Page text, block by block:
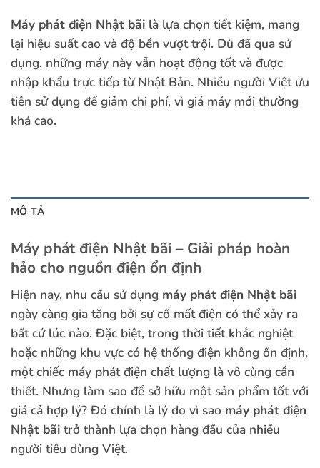
Máy phát điện Nhật bãi là lựa chọn tiết kiệm, mang
lại hiệu suất cao và độ bền vượt trội. Dù đã qua sử
dụng, những máy này vẫn hoạt động tốt và được
nhập khẩu trực tiếp từ Nhật Bản. Nhiều người Việt ưu
tiên sử dụng để giảm chi phí, vì giá máy mới thường
khá cao.
MÔ TẢ
Máy phát điện Nhật bãi – Giải pháp hoàn
hảo cho nguồn điện ổn định
Hiện nay, nhu cầu sử dụng máy phát điện Nhật bãi
ngày càng gia tăng bởi sự cố mất điện có thể xảy ra
bất cứ lúc nào. Đặc biệt, trong thời tiết khắc nghiệt
hoặc những khu vực có hệ thống điện không ổn định,
một chiếc máy phát điện chất lượng là vô cùng cần
thiết. Nhưng làm sao để sở hữu một sản phẩm tốt với
giá cả hợp lý? Đó chính là lý do vì sao máy phát điện
Nhật bãi trở thành lựa chọn hàng đầu của nhiều
người tiêu dùng Việt.